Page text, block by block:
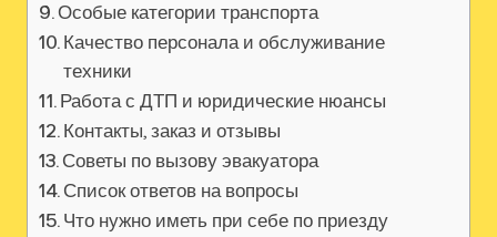
Особые категории транспорта
Качество персонала и обслуживание
техники
Работа с ДТП и юридические нюансы
Контакты, заказ и отзывы
Советы по вызову эвакуатора
Список ответов на вопросы
Что нужно иметь при себе по приезду